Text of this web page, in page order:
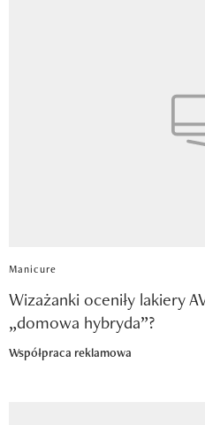
Manicure
Wizażanki oceniły lakiery
„domowa hybryda”?
Współpraca reklamowa